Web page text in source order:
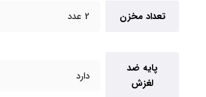
تعداد مخزن 2 عدد
پایه ضد
لغزش
دارد